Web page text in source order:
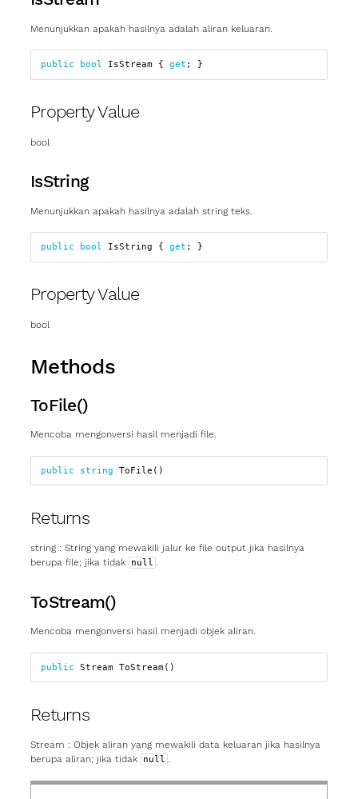
Menunjukkan apakah hasilnya adalah aliran keluaran.
public bool IsStream { get ; }
Property Value
bool
IsString
Menunjukkan apakah hasilnya adalah string teks.
public bool IsString { get ; }
Property Value
bool
Methods
ToFile()
Mencoba mengonversi hasil menjadi file.
public string ToFile ()
Returns
string: String yang mewakili jalur ke file output jika hasilnya
berupa file; jika tidak
null .
ToStream()
Mencoba mengonversi hasil menjadi objek aliran.
public Stream ToStream ()
Returns
Stream : Objek aliran yang mewakili data keluaran jika hasilnya
berupa aliran; jika tidak
null .